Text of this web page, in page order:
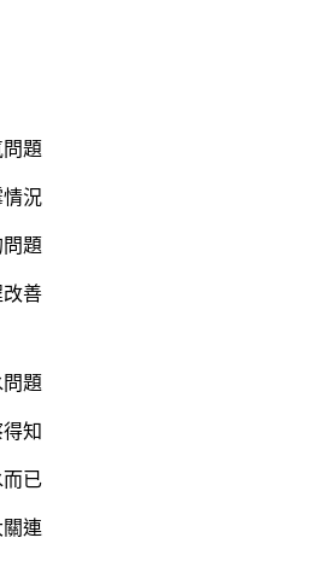
題
況
題
改善
題
知
已
連